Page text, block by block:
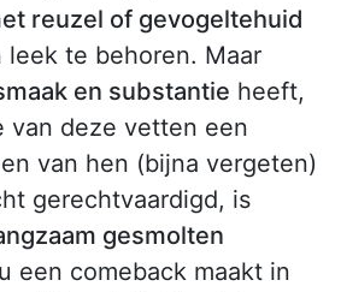
reuzel of gevogeltehuid
te behoren. Maar
en substantie heeft,
van deze vetten een
van hen (bijna vergeten)
gerechtvaardigd, is
gesmolten
een comeback maakt in